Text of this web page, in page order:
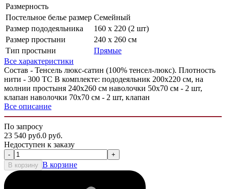
Размерность
Постельное белье размер Семейный
Размер пододеяльника
160 х 220 (2 шт)
Размер простыни
240 х 260 см
Тип простыни
Прямые
Все характеристики
Состав - Тенсель люкс-сатин (100% тенсел-люкс). Плотность
нити - 300 ТС В комплекте: пододеяльник 200х220 см, на
молнии простыня 240х260 см наволочки 50х70 см - 2 шт,
клапан наволочки 70х70 см - 2 шт, клапан
Все описание
По запросу
23 540 руб.0 руб.
Недоступен к заказу
-
+
В корзину В корзине